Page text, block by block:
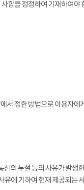
항을 정정하여 기재하여야
서 정한 방법으로 이용자
의 두절 등의 사유가 발생
에 기하여 현재 제공되는